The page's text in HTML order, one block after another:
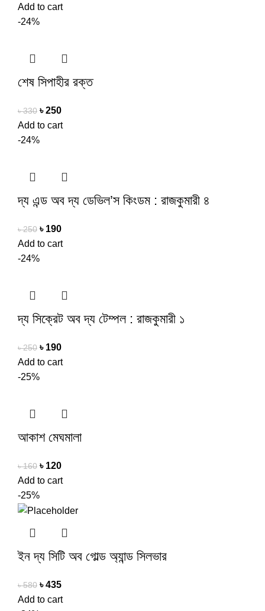
Add to cart
-24%
শেষ সিপাহীর রক্ত
৳330 ৳250
Add to cart
-24%
দ্য এন্ড অব দ্য ডেভিল’স কিংডম : রাজকুমারী ৪
৳250 ৳ 190
Add to cart
-24%
দ্য সিক্রেট অব দ্য টেম্পল : রাজকুমারী ১
৳250 ৳ 190
Add to cart
-25%
আকাশ মেঘমালা
৳160 ৳ 120
Add to cart
-25%
ইন দ্য সিটি অব গোল্ড অ্যান্ড সিলভার
৳580 ৳435
Add to cart